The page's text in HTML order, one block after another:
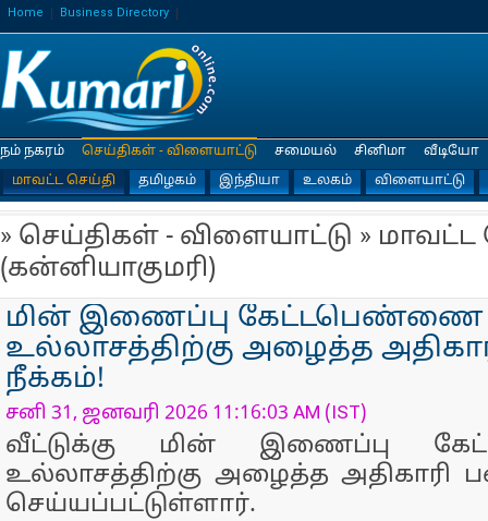
Home Business Directory
நம் நகரம்
செய்திகள் - விளையாட்டு
மாவட்ட செய்தி
தமிழகம் இந்தியா உலகம் விளையாட்டு
சமையல் சினிமா வீடியோ
» செய்திகள் - விளையாட்டு » மாவட்ட
(கன்னியாகுமரி)
மின் இணைப்பு கேட்டபெண்ணை
உல்லாசத்திற்கு அழைத்த
நீக்கம்!
சனி 31, ஜனவரி 2026 11:16:03 AM (IST)
வீட்டுக்கு மின் இணைப்பு
உல்லாசத்திற்கு அழைத்த அதிகாரி
செய்யப்பட்டுள்ளார்.